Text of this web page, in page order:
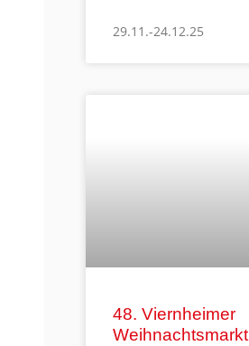
29.11.-24.12.25
48. Viernheimer
Weihnachtsmarkt